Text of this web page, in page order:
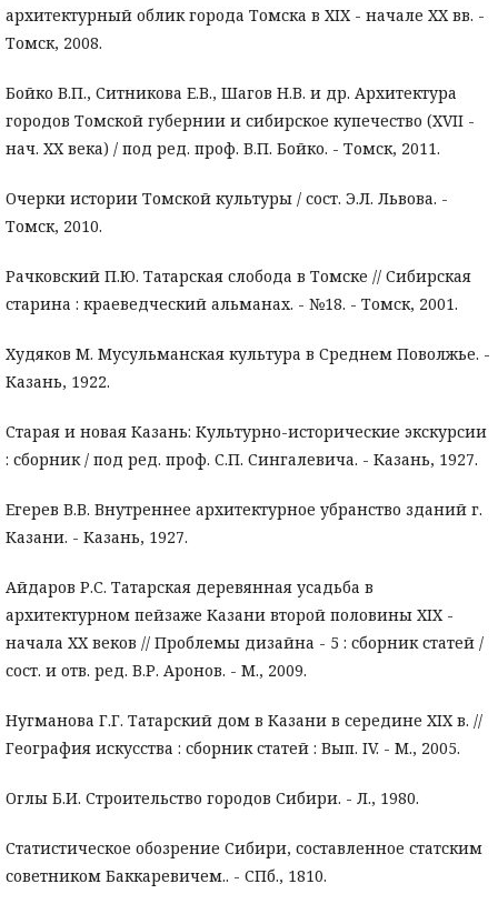
архитектурный облик города Томска в XIX - начале XX вв. -
Томск, 2008.
Бойко В.П., Ситникова Е.В., Шагов Н.В. и др. Архитектура
городов Томской губернии и сибирское купечество (XVII -
нач. XX века) / под ред. проф. В.П. Бойко. - Томск, 2011.
Очерки истории Томской культуры / сост. Э.Л. Львова. -
Томск, 2010.
Рачковский П.Ю. Татарская слобода в Томске // Сибирская
старина : краеведческий альманах. - №18. - Томск, 2001.
Худяков М. Мусульманская культура в Среднем Поволжье. -
Казань, 1922.
Старая и новая Казань: Культурно-исторические экскурсии
: сборник / под ред. проф. С.П. Сингалевича. - Казань, 1927.
Егерев В.В. Внутреннее архитектурное убранство зданий г.
Казани. - Казань, 1927.
Айдаров Р.С. Татарская деревянная усадьба в
архитектурном пейзаже Казани второй половины XIX -
начала XX веков // Проблемы дизайна - 5 : сборник статей /
сост. и отв. ред. В.Р. Аронов. - М., 2009.
Нугманова Г.Г. Татарский дом в Казани в середине XIX в. //
География искусства : сборник статей : Вып. IV. - М., 2005.
Оглы Б.И. Строительство городов Сибири. - Л., 1980.
Статистическое обозрение Сибири, составленное статским
советником Баккаревичем.. - СПб., 1810.